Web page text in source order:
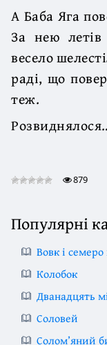
А Баба Яга
За нею
весело
раді, що
теж.
879
Популярні
Вовк і семеро
Колобок
Дванадцять
Соловей
Солом’яний